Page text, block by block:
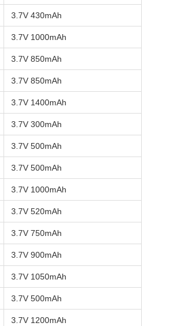
3.7V 430mAh
3.7V 1000mAh
3.7V 850mAh
3.7V 850mAh
3.7V 1400mAh
3.7V 300mAh
3.7V 500mAh
3.7V 500mAh
3.7V 1000mAh
3.7V 520mAh
3.7V 750mAh
3.7V 900mAh
3.7V 1050mAh
3.7V 500mAh
3.7V 1200mAh